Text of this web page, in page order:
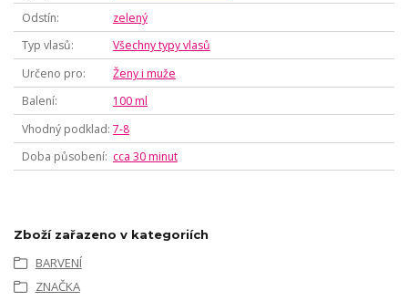
Odstín
zelený
Typ vlasů
Všechny typy vlasů
Určeno pro
Ženy i muže
Balení
100 ml
Vhodný podklad 7-8
Doba působení
cca 30 minut
Zboží zařazeno v kategoriích
BARVENÍ
ZNAČKA